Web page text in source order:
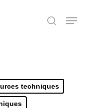
search
Menu
techniques